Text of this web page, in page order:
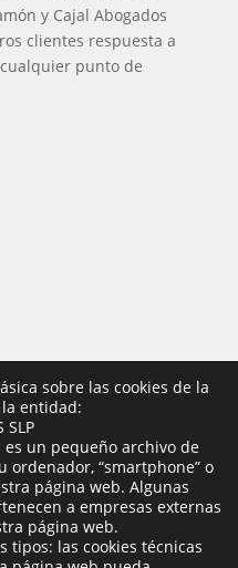
y Cajal Abogados
clientes respuesta a
punto de
sobre las cookies de la
entidad:
SLP
un pequeño archivo de
“smartphone” o
página web. Algunas
a empresas externas
página web.
tipos: las cookies técnicas